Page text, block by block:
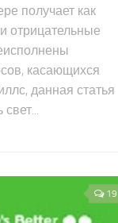
получает как
отрицательные
касающихся
данная статья
19